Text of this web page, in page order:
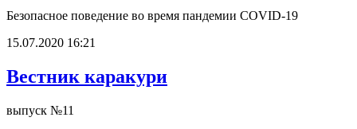
Безопасное поведение во время пандемии СOVID-19
15.07.2020 16:21
Вестник каракури
выпуск №11